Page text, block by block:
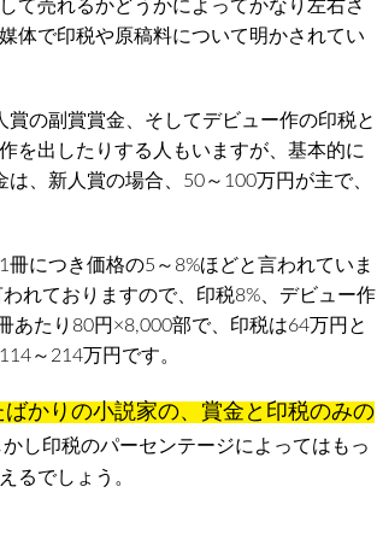
て売れるかどうかによってかなり左右さ
体で印税や原稿料について明かされてい
の副賞賞金、そしてデビュー作の印税と
を出したりする人もいますが、基本的に
、新人賞の場合、50～100万円が主で、
につき価格の5～8%ほどと言われていま
れておりますので、印税8%、デビュー作
あたり80円×8,000部で、印税は64万円と
～214万円です。
かりの小説家の、賞金と印税のみの
し印税のパーセンテージによってはもっ
るでしょう。